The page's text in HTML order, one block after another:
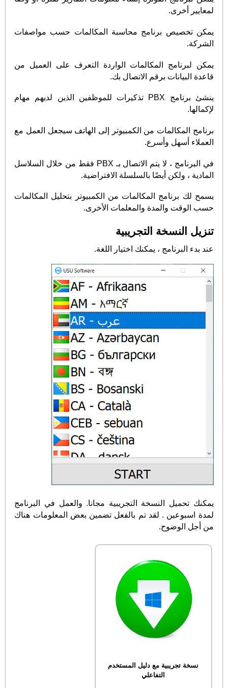
لمعايير أخرى.
يمكن تخصيص برنامج محاسبة المكالمات حسب مواصفات
الشركة.
يمكن لبرنامج المكالمات الواردة التعرف على العميل من
قاعدة البيانات برقم الاتصال بك.
ينشئ برنامج PBX تذكيرات للموظفين الذين لديهم مهام
لإكمالها.
برنامج المكالمات من الكمبيوتر إلى الهاتف سيجعل العمل مع
العملاء أسهل وأسرع.
في البرنامج ، لا يتم الاتصال بـ PBX فقط من خلال السلاسل
المادية ، ولكن أيضًا بالسلسلة الافتراضية.
يسمح لك برنامج المكالمات من الكمبيوتر بتحليل المكالمات
حسب الوقت والمدة والمعلمات الأخرى.
تنزيل النسخة التجريبية
عند بدء البرنامج ، يمكنك اختيار اللغة.
يمكنك تحميل النسخة التجريبية مجانا. والعمل في البرنامج
لمدة اسبوعين . لقد تم بالفعل تضمين بعض المعلومات هناك
من أجل الوضوح.
نسخة تجريبية مع دليل المستخدم
التفاعلي